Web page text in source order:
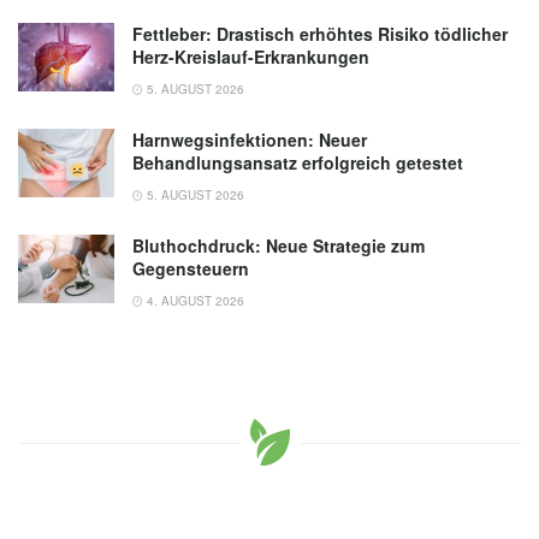
Fettleber: Drastisch erhöhtes Risiko tödlicher
Herz-Kreislauf-Erkrankungen
5. AUGUST 2026
Harnwegsinfektionen: Neuer
Behandlungsansatz erfolgreich getestet
5. AUGUST 2026
Bluthochdruck: Neue Strategie zum
Gegensteuern
4. AUGUST 2026